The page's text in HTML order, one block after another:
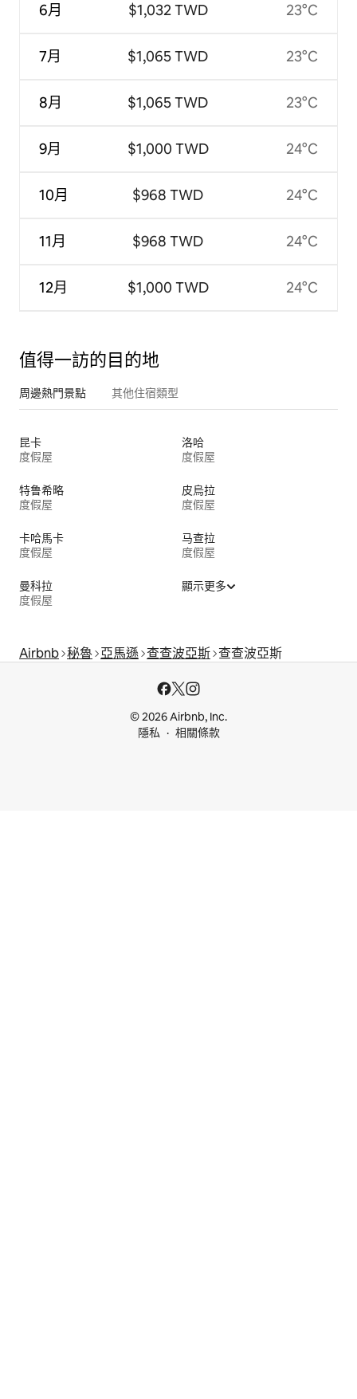
6月
7月
8月
9月
10月
11月
12月
$1,032 TWD
$1,065 TWD
$1,065 TWD
$1,000 TWD
$968 TWD
$968 TWD
$1,000 TWD
23°C
23°C
23°C
24°C
24°C
24°C
24°C
值得一訪的目的地
周邊熱門景點 其他住宿類型
昆卡
度假屋
洛哈
度假屋
特鲁希略
度假屋
皮烏拉
度假屋
卡哈馬卡
度假屋
马查拉
度假屋
曼科拉
度假屋
顯示更多
Airbnb 秘魯 亞馬遜 查查波亞斯 查查波亞斯
© 2026 Airbnb, Inc.
隱私
相關條款